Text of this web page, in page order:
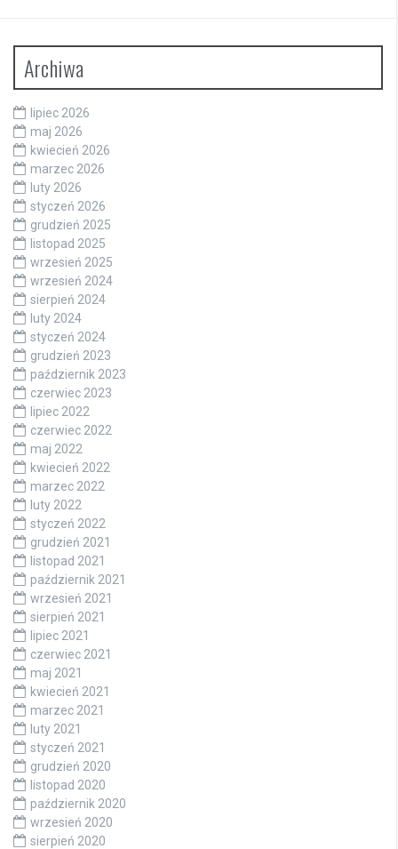
Archiwa
lipiec 2026
maj 2026
kwiecień 2026
marzec 2026
luty 2026
styczeń 2026
grudzień 2025
listopad 2025
wrzesień 2025
wrzesień 2024
sierpień 2024
luty 2024
styczeń 2024
grudzień 2023
październik 2023
czerwiec 2023
lipiec 2022
czerwiec 2022
maj 2022
kwiecień 2022
marzec 2022
luty 2022
styczeń 2022
grudzień 2021
listopad 2021
październik 2021
wrzesień 2021
sierpień 2021
lipiec 2021
czerwiec 2021
maj 2021
kwiecień 2021
marzec 2021
luty 2021
styczeń 2021
grudzień 2020
listopad 2020
październik 2020
wrzesień 2020
sierpień 2020